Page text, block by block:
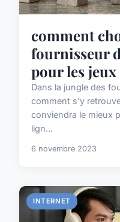
comment
fournisseur
pour les
Dans la jungle des
comment s'y
conviendra le mieux
lign...
6 novembre 2023
INTERNET